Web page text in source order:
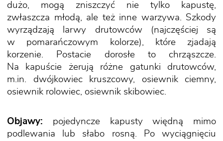
dużo, mogą zniszczyć nie tylko kapustę,
zwłaszcza młodą, ale też inne warzywa. Szkody
wyrządzają larwy drutowców (najczęściej są
w pomarańczowym kolorze), które zjadają
korzenie. Postacie dorosłe to chrząszcze.
Na kapuście żerują różne gatunki drutowców,
m.in. dwójkowiec kruszcowy, osiewnik ciemny,
osiewnik rolowiec, osiewnik skibowiec.
Objawy: pojedyncze kapusty więdną mimo
podlewania lub słabo rosną. Po wyciągnięciu